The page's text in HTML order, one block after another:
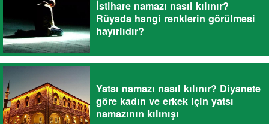
İstihare namazı nasıl kılınır?
Rüyada hangi renklerin görülmesi
hayırlıdır?
Yatsı namazı nasıl kılınır? Diyanete
göre kadın ve erkek için yatsı
namazının kılınışı